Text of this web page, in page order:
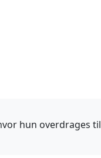
hun overdrages til